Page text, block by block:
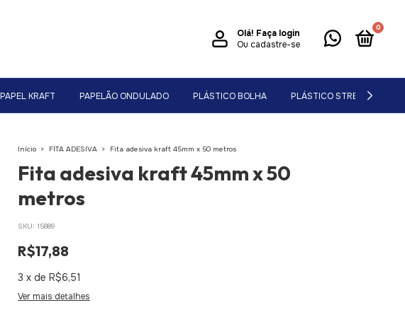
Olá! Faça login
Ou cadastre-se
0
PAPEL KRAFT PAPELÃO ONDULADO PLÁSTICO BOLHA PLÁSTICO STRETCH
Início > FITA ADESIVA > Fita adesiva kraft 45mm x 50 metros
Fita adesiva kraft 45mm x 50
metros
SKU: 15889
R$17,88
3 x de R$6,51
Ver mais detalhes